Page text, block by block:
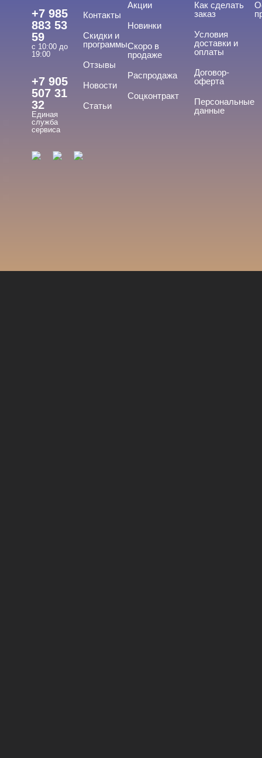
Уход
Фрезы, боры, колпачки
Cвернуть
ADRICOCO
ARTEX
+7 985
883 53
59
с 10:00 до
19:00
+7 905
507 31
32
Единая
служба
сервиса
Контакты
Скидки и
программы
Отзывы
Новости
Статьи
Акции
Новинки
Скоро в
продаже
Распродажа
Соцконтракт
Как сделать
заказ
Условия
доставки и
оплаты
Договор-
оферта
Персональные
данные